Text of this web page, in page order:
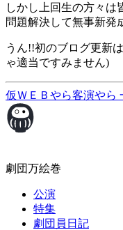
しかし上回生の方々は
問題解決して無事新発
うん!!初のブログ更新
ゃ適当ですみません)
仮ＷＥＢやら客演やら
劇団万絵巻
公演
特集
劇団員日記